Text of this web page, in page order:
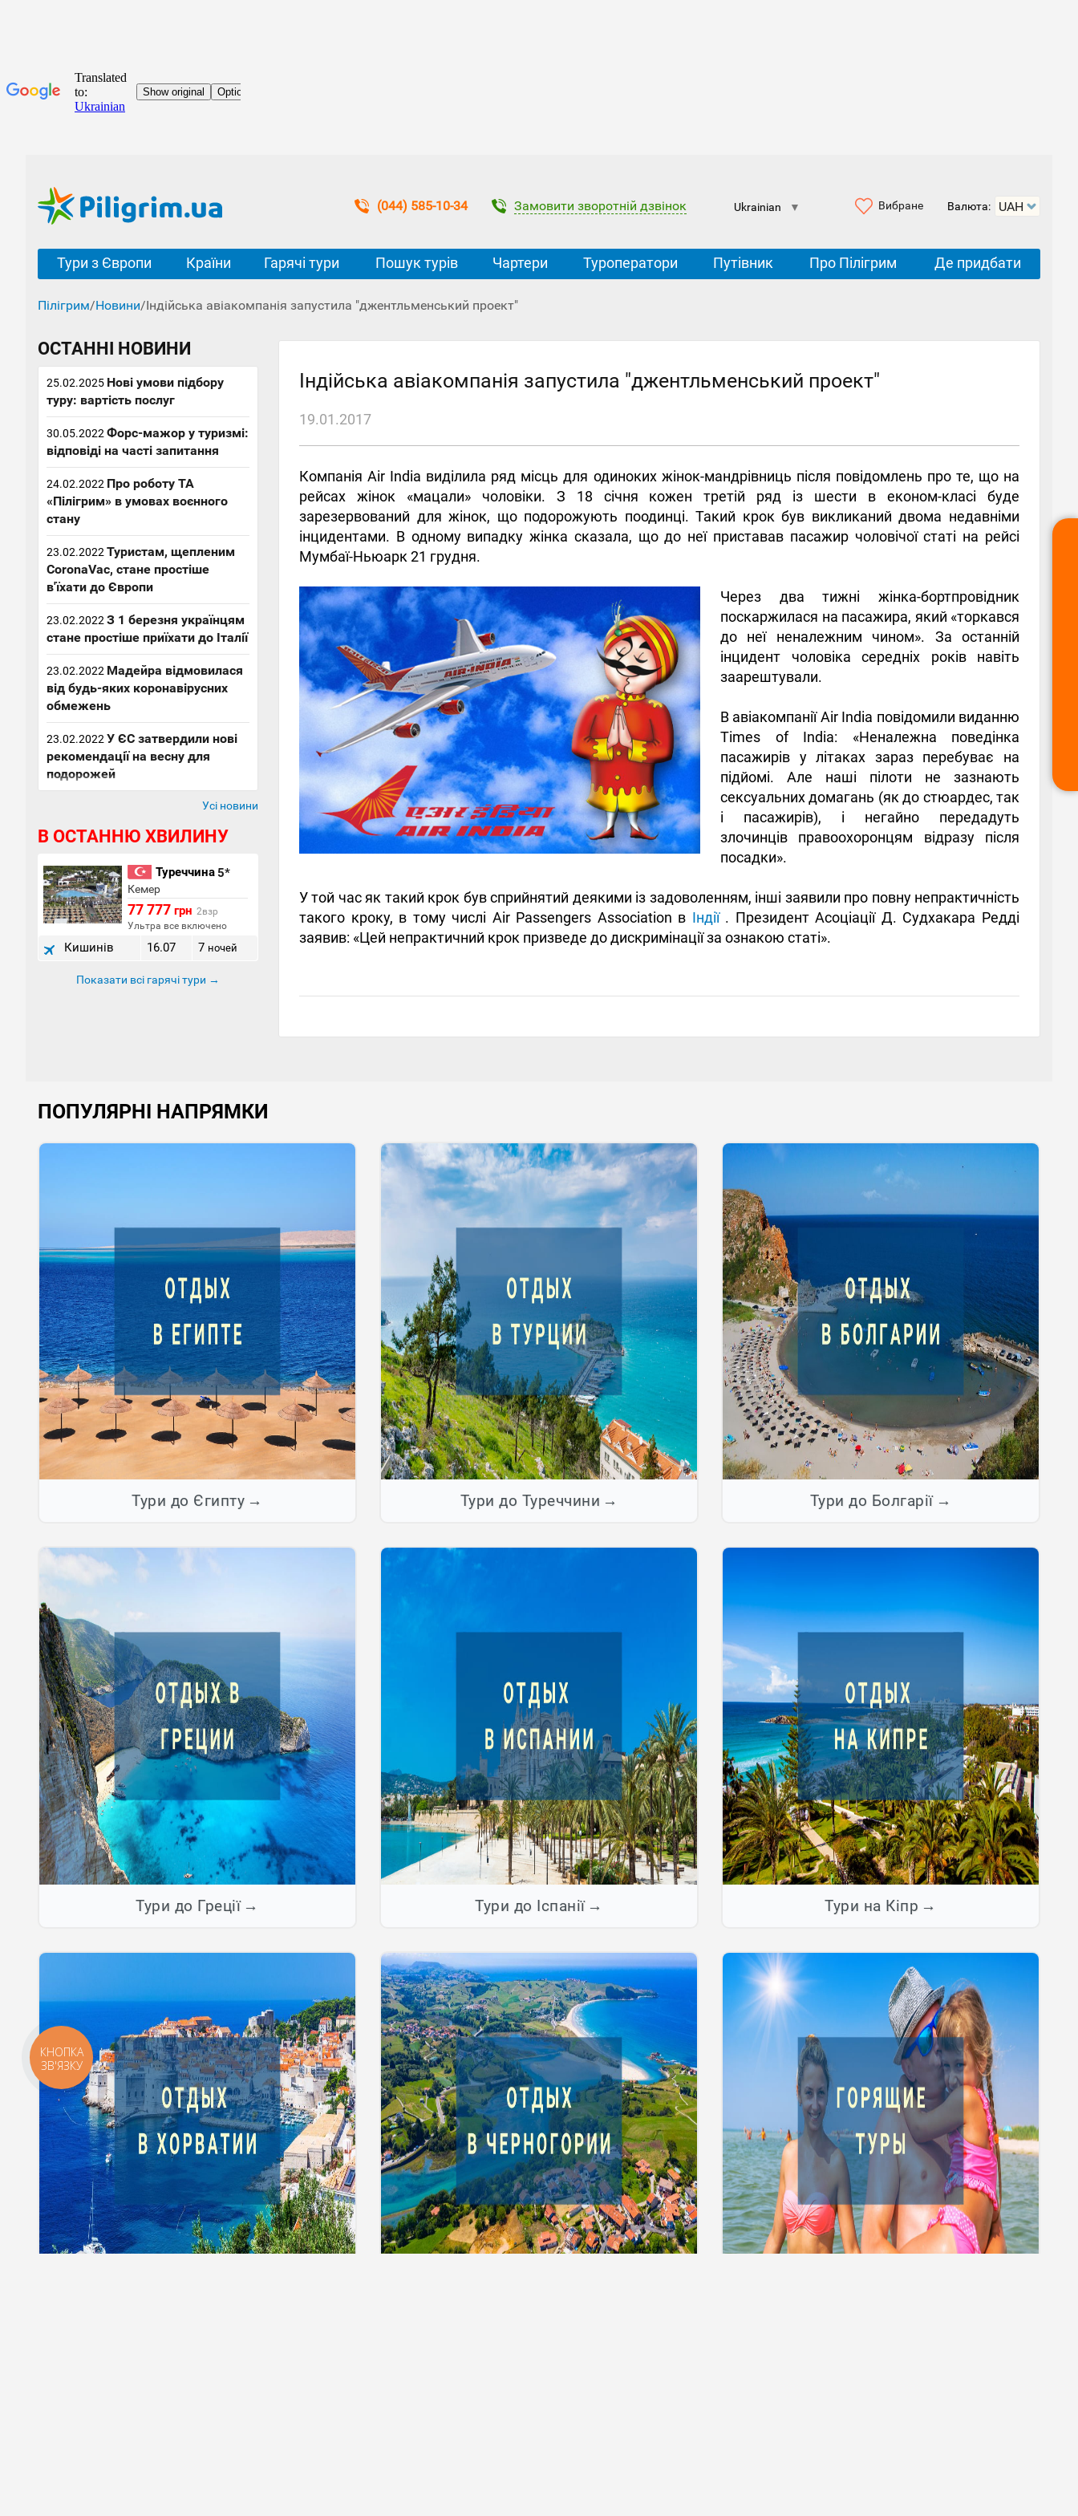
(044) 585-10-34 Замовити зворотній дзвінок Ukrainian ▼ Вибране Валюта:
Тури з Європи Країни Гарячі тури Пошук турів Чартери Туроператори Путівник Про Пілігрим Де придбати
Пілігрим/Новини/Індійська авіакомпанія запустила "джентльменський проект"
ОСТАННІ НОВИНИ
25.02.2025 Нові умови підбору
туру: вартість послуг
30.05.2022 Форс-мажор у туризмі:
відповіді на часті запитання
24.02.2022 Про роботу ТА
«Пілігрим» в умовах воєнного
стану
23.02.2022 Туристам, щепленим
CoronaVac, стане простіше
в'їхати до Європи
23.02.2022 З 1 березня українцям
стане простіше приїхати до Італії
23.02.2022 Мадейра відмовилася
від будь-яких коронавірусних
обмежень
23.02.2022 У ЄС затвердили нові
рекомендації на весну для
подорожей
Усі новини
В ОСТАННЮ ХВИЛИНУ
Туреччина5*
Кемер
77 777 грн 2взр
Ультра все включено
Кишинів 16.07 7 ночей
Показати всі гарячі тури →
Індійська авіакомпанія запустила "джентльменський проект"
19.01.2017
Компанія Air India виділила ряд місць для одиноких жінок-мандрівниць після повідомлень про те, що на
рейсах жінок «мацали» чоловіки. З 18 січня кожен третій ряд із шести в економ-класі буде
зарезервований для жінок, що подорожують поодинці. Такий крок був викликаний двома недавніми
інцидентами. В одному випадку жінка сказала, що до неї приставав пасажир чоловічої статі на рейсі
Мумбаї-Ньюарк 21 грудня.
Через два тижні жінка-бортпровідник
поскаржилася на пасажира, який «торкався
до неї неналежним чином». За останній
інцидент чоловіка середніх років навіть
заарештували.
В авіакомпанії Air India повідомили виданню
Times of India: «Неналежна поведінка
пасажирів у літаках зараз перебуває на
підйомі. Але наші пілоти не зазнають
сексуальних домагань (як до стюардес, так
і пасажирів), і негайно передадуть
злочинців правоохоронцям відразу після
посадки».
У той час як такий крок був сприйнятий деякими із задоволенням, інші заявили про повну непрактичність
такого кроку, в тому числі Air Passengers Association в Індії. Президент Асоціації Д. Судхакара Редді
заявив: «Цей непрактичний крок призведе до дискримінації за ознакою статі».
ПОПУЛЯРНІ НАПРЯМКИ
Тури до Єгипту Тури до Туреччини Тури до Болгарії
Тури до Греції Тури до Іспанії Тури на Кіпр
КНОПКА
ЗВ'ЯЗКУ